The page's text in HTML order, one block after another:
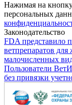
Нажимая на
персональных
Законодательство
FDA представило
ветпрепаратов
малочисленных
Пользователи
без привязки